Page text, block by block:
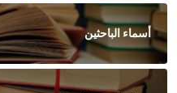
أسماء الباحثين